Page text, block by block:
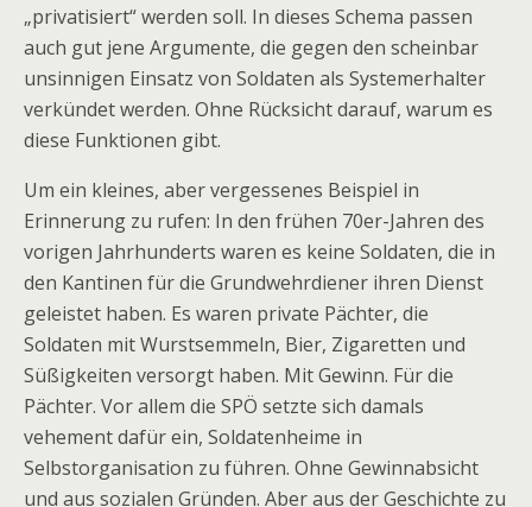
„privatisiert“ werden soll. In dieses Schema passen
auch gut jene Argumente, die gegen den scheinbar
unsinnigen Einsatz von Soldaten als Systemerhalter
verkündet werden. Ohne Rücksicht darauf, warum es
diese Funktionen gibt.
Um ein kleines, aber vergessenes Beispiel in
Erinnerung zu rufen: In den frühen 70er-Jahren des
vorigen Jahrhunderts waren es keine Soldaten, die in
den Kantinen für die Grundwehrdiener ihren Dienst
geleistet haben. Es waren private Pächter, die
Soldaten mit Wurstsemmeln, Bier, Zigaretten und
Süßigkeiten versorgt haben. Mit Gewinn. Für die
Pächter. Vor allem die SPÖ setzte sich damals
vehement dafür ein, Soldatenheime in
Selbstorganisation zu führen. Ohne Gewinnabsicht
und aus sozialen Gründen. Aber aus der Geschichte zu